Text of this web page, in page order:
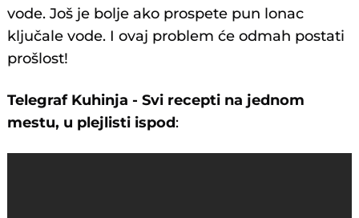
vode. Još je bolje ako prospete pun lonac
ključale vode. I ovaj problem će odmah postati
prošlost!
Telegraf Kuhinja - Svi recepti na jednom
mestu, u plejlisti ispod: